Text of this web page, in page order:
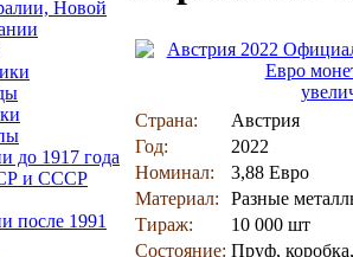
Новой
до 1917 года
и СССР
после 1991
Страна:
Австрия
Год:
2022
Номинал:
3,88 Евро
Материал:
Разные
Тираж:
10 000 шт
Состояние: Пруф,